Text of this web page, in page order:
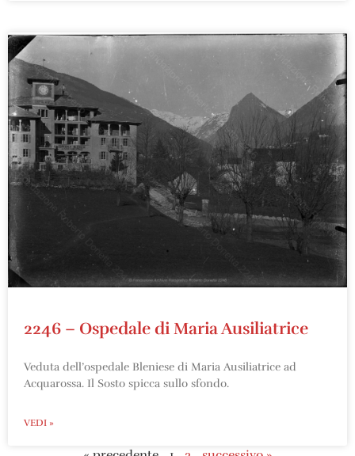
2246 – Ospedale di Maria Ausiliatrice
Veduta dell’ospedale Bleniese di Maria Ausiliatrice ad
Acquarossa. Il Sosto spicca sullo sfondo.
VEDI »